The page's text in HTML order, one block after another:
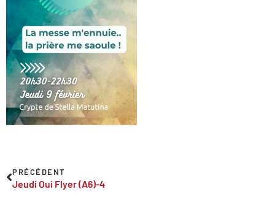
PRÉCÉDENT
Jeudi Oui Flyer (A6)-4